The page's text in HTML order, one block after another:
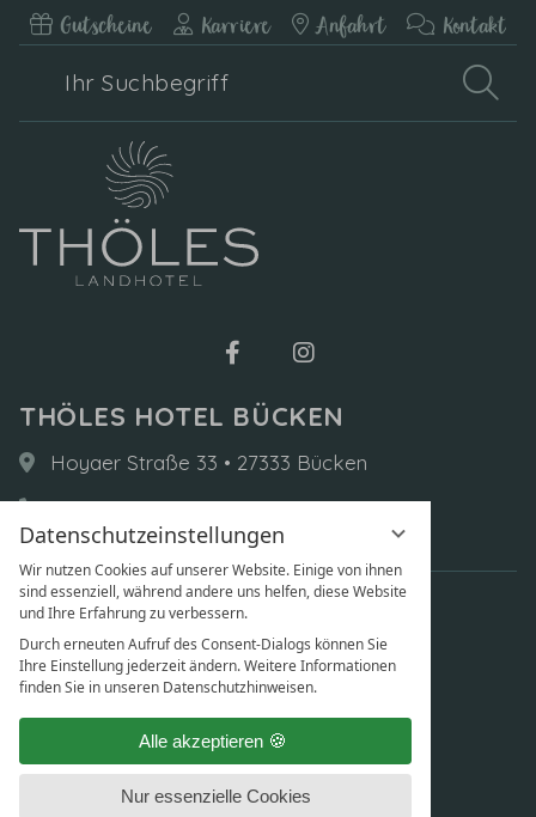
Datenschutzeinstellungen
Wir nutzen Cookies auf unserer Website. Einige von ihnen
sind essenziell, während andere uns helfen, diese Website
und Ihre Erfahrung zu verbessern.
Durch erneuten Aufruf des Consent-Dialogs können Sie
Ihre Einstellung jederzeit ändern. Weitere Informationen
finden Sie in unseren Datenschutzhinweisen.
Alle akzeptieren
Nur essenzielle Cookies
Gutscheine Karriere Anfahrt Kontakt
Suchbegriff
THÖLES HOTEL BÜCKEN
Hoyaer Straße 33 • 27333 Bücken
+49 (0)4251 9300-0